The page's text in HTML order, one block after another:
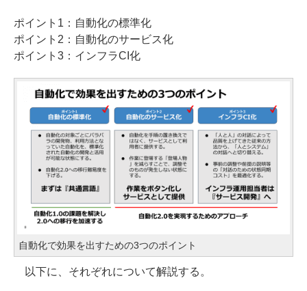
ポイント1：自動化の標準化
ポイント2：自動化のサービス化
ポイント3：インフラCI化
自動化で効果を出すための3つのポイント
以下に、それぞれについて解説する。